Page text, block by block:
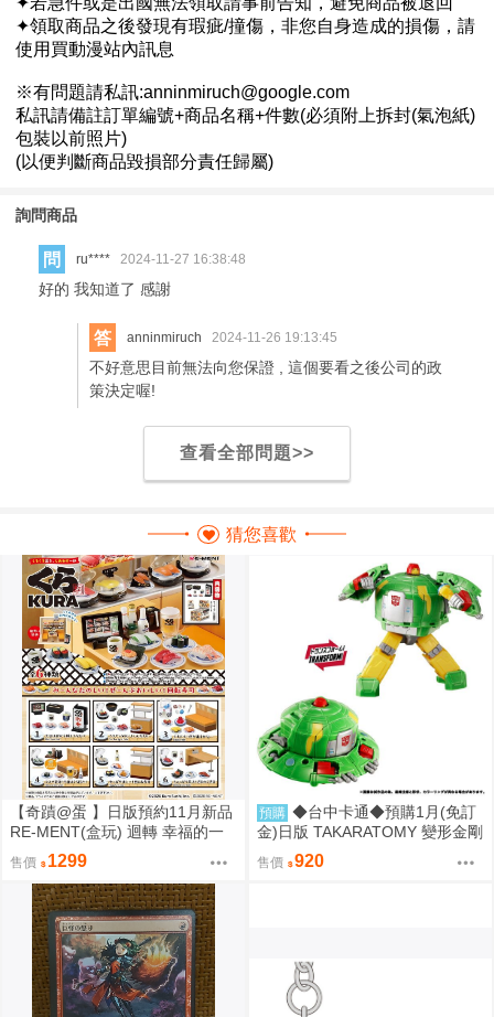
詢問商品
問 ru**** 2024-11-27 16:38:48
好的 我知道了 感謝
答 anninmiruch 2024-11-26 19:13:45
不好意思目前無法向您保證 , 這個要看之後公司的政
策決定喔!
查看全部問題>>
猜您喜歡
【奇蹟@蛋 】日版預約11月新品
RE-MENT(盒玩) 迴轉 幸福的一
盤 藏壽司(全6種) 中盒販售
售價 1299
預購 ◆台中卡通◆預購1月(免訂
金)日版 TAKARATOMY 變形金剛
NL-06 地球火種 宇宙飛碟 Cosm
os
售價 920